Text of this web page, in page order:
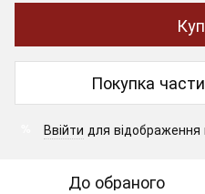
Покупка
Ввійти для відображення
До обраного